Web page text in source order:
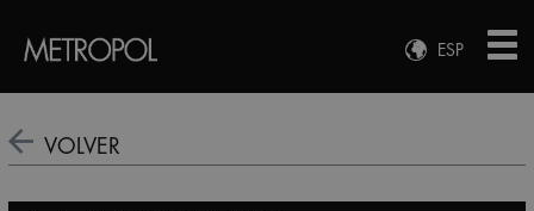
ESP
ENG
VOLVER